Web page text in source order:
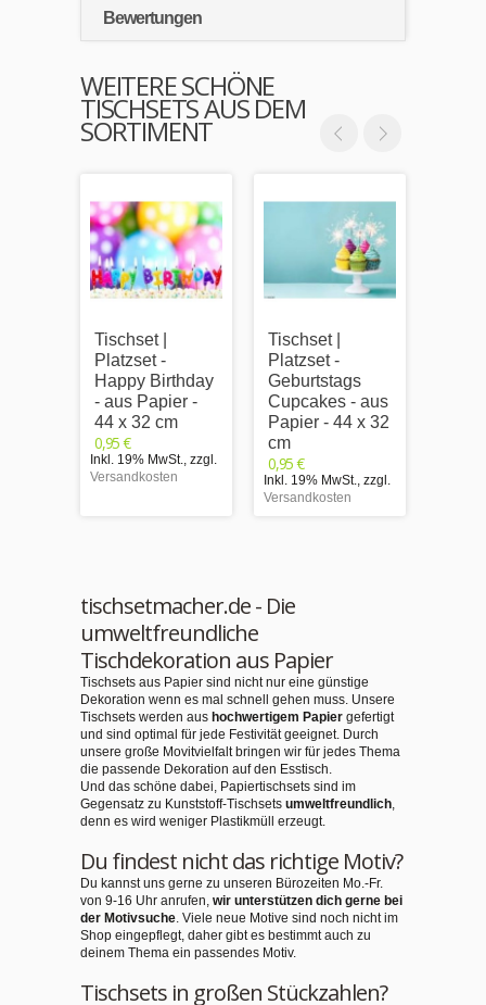
Bewertungen
WEITERE SCHÖNE
TISCHSETS AUS DEM
SORTIMENT
Tischset |
Platzset -
Happy Birthday
- aus Papier -
44 x 32 cm
0,95 €
Inkl. 19% MwSt., zzgl.
Versandkosten
Tischset |
Platzset -
Geburtstags
Cupcakes - aus
Papier - 44 x 32
cm
0,95 €
Inkl. 19% MwSt., zzgl.
Versandkosten
tischsetmacher.de - Die
umweltfreundliche
Tischdekoration aus Papier
Tischsets aus Papier sind nicht nur eine günstige
Dekoration wenn es mal schnell gehen muss. Unsere
Tischsets werden aus hochwertigem Papier gefertigt
und sind optimal für jede Festivität geeignet. Durch
unsere große Movitvielfalt bringen wir für jedes Thema
die passende Dekoration auf den Esstisch.
Und das schöne dabei, Papiertischsets sind im
Gegensatz zu Kunststoff-Tischsets umweltfreundlich,
denn es wird weniger Plastikmüll erzeugt.
Du findest nicht das richtige Motiv?
Du kannst uns gerne zu unseren Bürozeiten Mo.-Fr.
von 9-16 Uhr anrufen, wir unterstützen dich gerne bei
der Motivsuche. Viele neue Motive sind noch nicht im
Shop eingepflegt, daher gibt es bestimmt auch zu
deinem Thema ein passendes Motiv.
Tischsets in großen Stückzahlen?